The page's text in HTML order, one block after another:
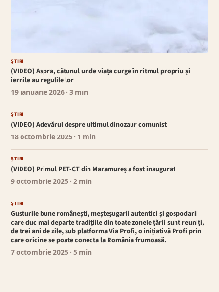
ȘTIRI
(VIDEO) Aspra, cătunul unde viața curge în ritmul propriu și
iernile au regulile lor
19 ianuarie 2026 · 3 min
ȘTIRI
(VIDEO) Adevărul despre ultimul dinozaur comunist
18 octombrie 2025 · 1 min
ȘTIRI
(VIDEO) Primul PET-CT din Maramureș a fost inaugurat
9 octombrie 2025 · 2 min
ȘTIRI
Gusturile bune românești, meșteșugarii autentici și gospodarii
care duc mai departe tradițiile din toate zonele țării sunt reuniți,
de trei ani de zile, sub platforma Via Profi, o inițiativă Profi prin
care oricine se poate conecta la România frumoasă.
7 octombrie 2025 · 5 min